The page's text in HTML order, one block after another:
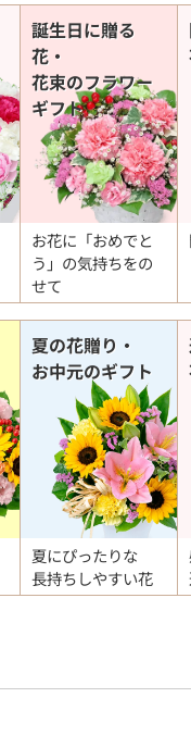
誕生日に贈る
花・
花束のフラワー
ギフト
お花に「おめでと
う」の気持ちをの
せて
夏の花贈り・
お中元のギフト
夏にぴったりな
長持ちしやすい花